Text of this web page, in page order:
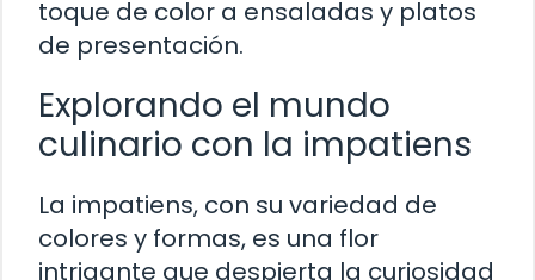
toque de color a ensaladas y platos
de presentación.
Explorando el mundo
culinario con la impatiens
La impatiens, con su variedad de
colores y formas, es una flor
intrigante que despierta la curiosidad